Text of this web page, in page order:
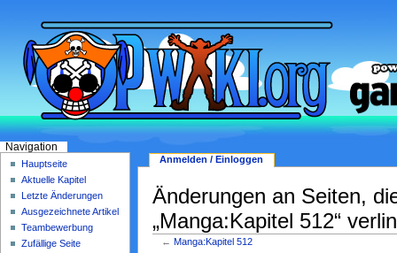
Änderungen an Seiten,
„Manga:Kapitel 512“
← Manga:Kapitel 512
Anmelden / Einloggen
Navigation
Hauptseite
Aktuelle Kapitel
Letzte Änderungen
Ausgezeichnete Artikel
Teambewerbung
Zufällige Seite